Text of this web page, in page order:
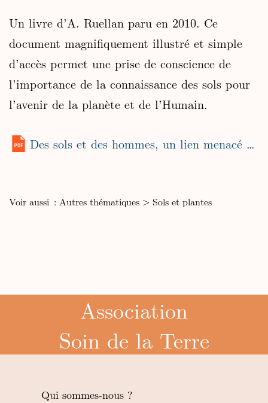
Un livre d’A. Ruellan paru en 2010. Ce
document magnifiquement illustré et simple
d’accès permet une prise de conscience de
l’importance de la connaissance des sols pour
l’avenir de la planète et de l’Humain.
Des sols et des hommes, un lien menacé (2010)
Voir aussi : Autres thématiques > Sols et plantes
Association
Soin de la Terre
Qui sommes-nous ?